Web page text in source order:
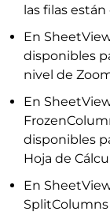
las filas
En
disponibles
nivel de
En
disponibles
Hoja de
En